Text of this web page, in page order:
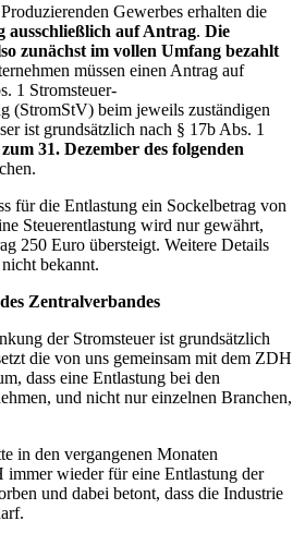
Gewerbes erhalten die
ausschließlich auf Antrag. Die
zunächst im vollen Umfang bezahlt
müssen einen Antrag auf
1 Stromsteuer-
(StromStV) beim jeweils zuständigen
ist grundsätzlich nach § 17b Abs. 1
31. Dezember des folgenden
für die Entlastung ein Sockelbetrag von
Steuerentlastung wird nur gewährt,
250 Euro übersteigt. Weitere Details
bekannt.
Zentralverbandes
der Stromsteuer ist grundsätzlich
die von uns gemeinsam mit dem ZDH
dass eine Entlastung bei den
und nicht nur einzelnen Branchen,
in den vergangenen Monaten
immer wieder für eine Entlastung der
und dabei betont, dass die Industrie